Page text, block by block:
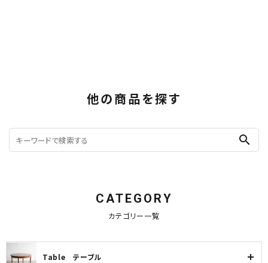
他の商品を探す
search
CATEGORY
カテゴリー一覧
Table テーブル